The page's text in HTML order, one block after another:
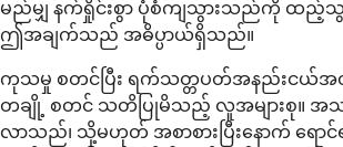
မည်မျှ နက်ရှိုင်းစွာ ပုံစံကျသွားသည်ကို ထည့်သွင်
ဤအချက်သည် အဓိပ္ပာယ်ရှိသည်။
ကုသမှု စတင်ပြီး ရက်သတ္တပတ်အနည်းငယ်
တချို့ စတင် သတိပြုမိသည့် လူအများစု။
လာသည်၊ သို့မဟုတ် အစာစားပြီးနောက် ရောင်